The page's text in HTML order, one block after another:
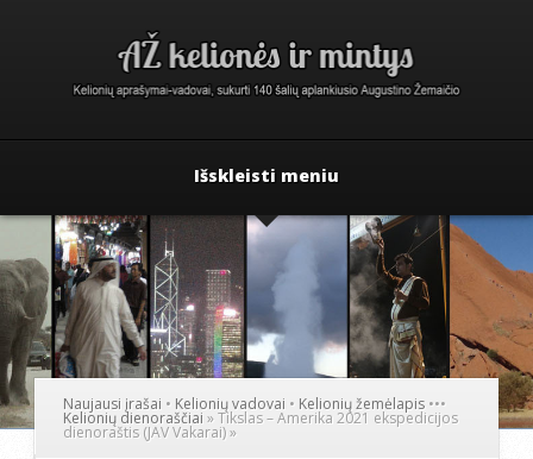
Išskleisti meniu
Naujausi įrašai • Kelionių vadovai • Kelionių žemėlapis •••
Kelionių dienoraščiai »Tikslas – Amerika 2021 ekspedicijos
dienoraštis (JAV Vakarai)»